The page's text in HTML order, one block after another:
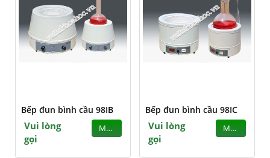
Bếp đun bình cầu 98IB
Vui lòng
gọi
MUA
Bếp đun bình cầu 98IC
Vui lòng
gọi
MUA